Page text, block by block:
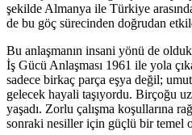
şekilde Almanya ile Türkiye
de bu göç sürecinden doğrudan
Bu anlaşmanın insani yönü de
İş Gücü Anlaşması 1961 ile yola
sadece birkaç parça eşya değil;
gelecek hayali taşıyordu. Birçoğu
yaşadı. Zorlu çalışma koşullarına
sonraki nesiller için güçlü bir temel